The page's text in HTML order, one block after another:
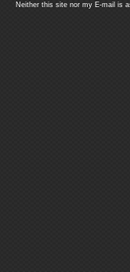
Neither this site nor my E-mail is